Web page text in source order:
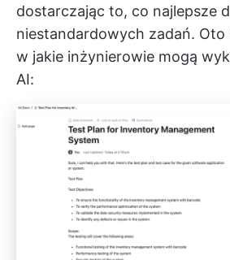
dostarczając to, co najlepsze
niestandardowych zadań. Oto
w jakie inżynierowie mogą
AI: